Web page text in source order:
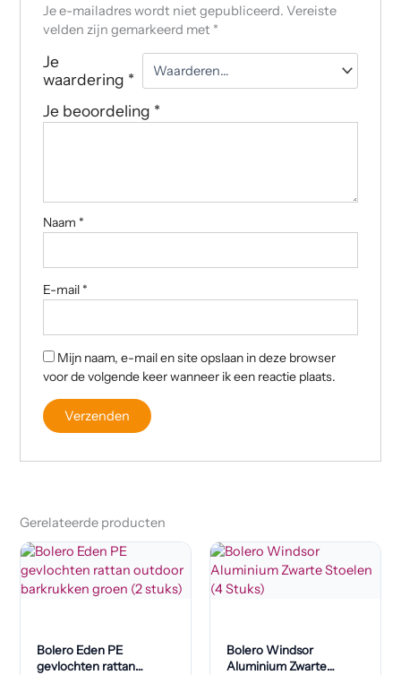
Je e-mailadres wordt niet gepubliceerd. Vereiste
velden zijn gemarkeerd met *
Je
waardering *
Je beoordeling *
Naam *
E-mail *
Mijn naam, e-mail en site opslaan in deze browser
voor de volgende keer wanneer ik een reactie plaats.
Gerelateerde producten
Bolero Eden PE
gevlochten rattan
Bolero Windsor
Aluminium Zwarte